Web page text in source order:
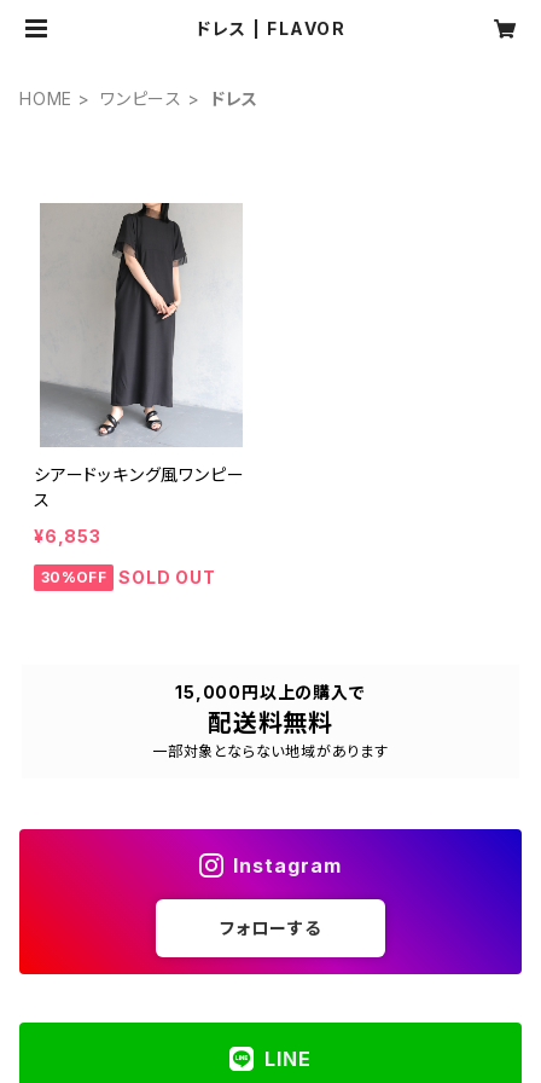
ドレス | FLAVOR
HOME ワンピース ドレス
シアードッキング風ワンピー
ス
¥6,853
30%OFF SOLD OUT
15,000円以上の購入で
配送料無料
一部対象とならない地域があります
Instagram
フォローする
LINE